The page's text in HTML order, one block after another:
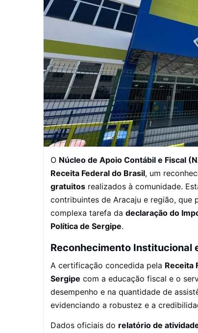
O Núcleo de Apoio Contábil e Fiscal
Receita Federal do Brasil, um
gratuitos realizados à comunidade.
contribuintes de Aracaju e região,
complexa tarefa da declaração do
Política de Sergipe.
Reconhecimento Institucional
A certificação concedida pela Receita
Sergipe com a educação fiscal e o
desempenho e na quantidade de
evidenciando a robustez e a
Dados oficiais do relatório de